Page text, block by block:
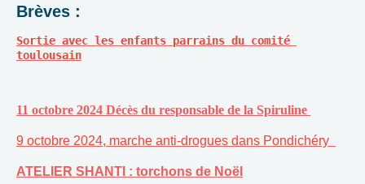
Brèves :
Sortie avec les enfants parrains du comité
toulousain
11 octobre 2024 Décès du responsable de la Spiruline
9 octobre 2024, marche anti-drogues dans Pondichéry
ATELIER SHANTI : torchons de Noël